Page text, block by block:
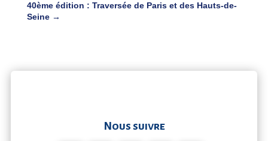
40ème édition : Traversée de Paris et des Hauts-de-
Seine→
Nous suivre